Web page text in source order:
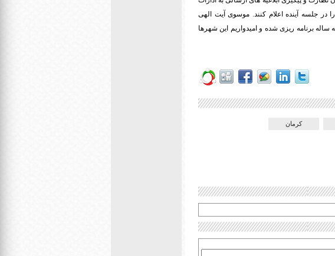
را ضروری دانست و از بهزیستی خواست برنامه مناسب سازی ادارات در سال ١٤٠٠را در جلسه آینده اعلام کنند. موسوی آیت الهی
برنامه ریزی شده و امیدواریم این شهرها
کرمان